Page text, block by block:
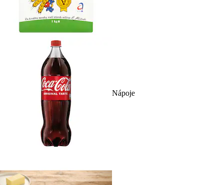
Nápoje